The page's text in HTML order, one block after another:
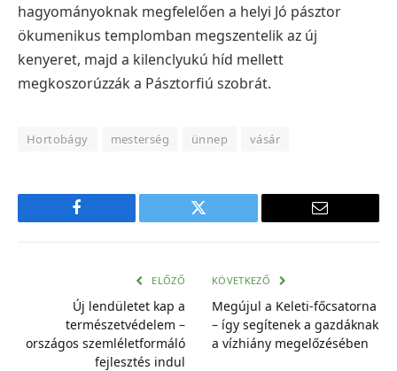
hagyományoknak megfelelően a helyi Jó pásztor
ökumenikus templomban megszentelik az új
kenyeret, majd a kilenclyukú híd mellett
megkoszorúzzák a Pásztorfiú szobrát.
Hortobágy mesterség ünnep vásár
Facebook Twitter
E-
ELŐZŐ
Új lendületet kap a
természetvédelem –
országos szemléletformáló
fejlesztés indul
KÖVETKEZŐ
Megújul a Keleti-főcsatorna
– így segítenek a gazdáknak
a vízhiány megelőzésében